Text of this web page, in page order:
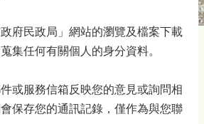
府民政局」網站的瀏覽及檔案下載
集任何有關個人的身分資料。
或服務信箱反映您的意見或詢問相
保存您的通訊記錄，僅作為與您聯